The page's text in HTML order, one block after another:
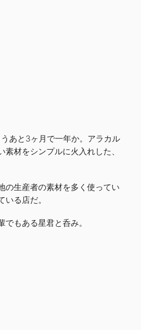
あと3ヶ月で一年か。アラカル
材をシンプルに火入れした、
の生産者の素材を多く使ってい
る店だ。
もある星君と呑み。